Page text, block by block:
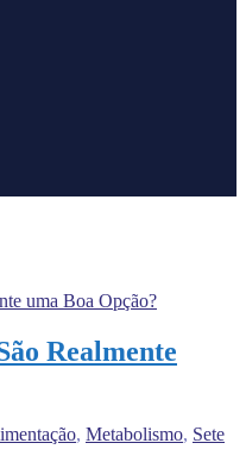
Realmente
, Metabolismo, Sete